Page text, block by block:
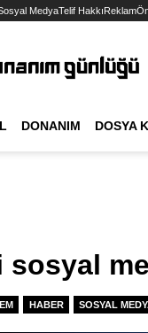
MedyaTelif HakkıReklam
DONANIM DOSYA
sosyal
HABER SOSYAL